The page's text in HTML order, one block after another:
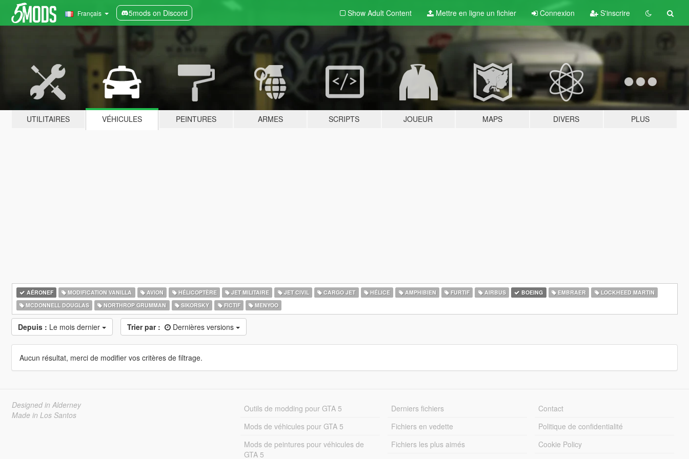
Français 5mods on Discord Show Adult Content Mettre en ligne un fichier Connexion S'inscrire
UTILITAIRES VÉHICULES PEINTURES ARMES SCRIPTS JOUEUR MAPS DIVERS PLUS
AÉRONEF MODIFICATION VANILLA AVION HÉLICOPTÈRE JET MILITAIRE JET CIVIL CARGO JET HÉLICE AMPHIBIEN FURTIF AIRBUS BOEING EMBRAER
LOCKHEED MARTIN
MCDONNELL DOUGLAS
NORTHROP GRUMMAN SIKORSKY FICTIF MENYOO
Depuis : Le mois dernier Trier par : Dernières versions
Aucun résultat, merci de modifier vos critères de filtrage.
Designed in Alderney
Made in Los Santos
Outils de modding pour GTA 5
Mods de véhicules pour GTA 5
Mods de peintures pour véhicules de
GTA 5
Derniers fichiers
Fichiers en vedette
Fichiers les plus aimés
Contact
Politique de confidentialité
Cookie Policy